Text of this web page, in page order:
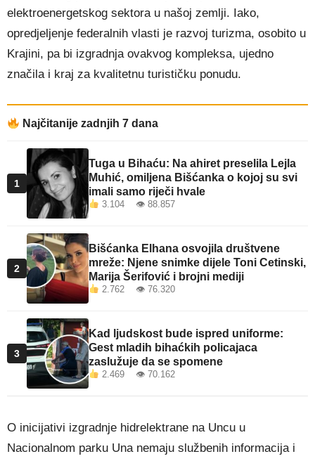
elektroenergetskog sektora u našoj zemlji. Iako,
opredjeljenje federalnih vlasti je razvoj turizma, osobito u
Krajini, pa bi izgradnja ovakvog kompleksa, ujedno
značila i kraj za kvalitetnu turističku ponudu.
Najčitanije zadnjih 7 dana
1
Tuga u Bihaću: Na ahiret preselila Lejla
Muhić, omiljena Bišćanka o kojoj su svi
imali samo riječi hvale
3.104 👁 88.857
2
Bišćanka Elhana osvojila društvene
mreže: Njene snimke dijele Toni Cetinski,
Marija Šerifović i brojni mediji
2.762 👁 76.320
3
Kad ljudskost bude ispred uniforme:
Gest mladih bihaćkih policajaca
zaslužuje da se spomene
2.469 👁 70.162
O inicijativi izgradnje hidrelektrane na Uncu u
Nacionalnom parku Una nemaju službenih informacija i